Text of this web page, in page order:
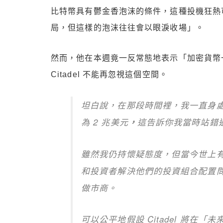
比特幣具有鬱金香泡沫的條件，這種投機狂
局，但這樣的泡沫往往會以眼淚收場」。
然而，他在本週竟一反常態地表示「加密貨
Citadel 不能再忽視這個空間。
坦白說，在那段時間裡，我一直身
為 2 兆美元， 這告訴你我當時站錯
雖然我仍持懷疑態度，但當今世上
和投資者解決他們的投資組合配置
做市商。
可以公平地假設 Citadel 將在「未